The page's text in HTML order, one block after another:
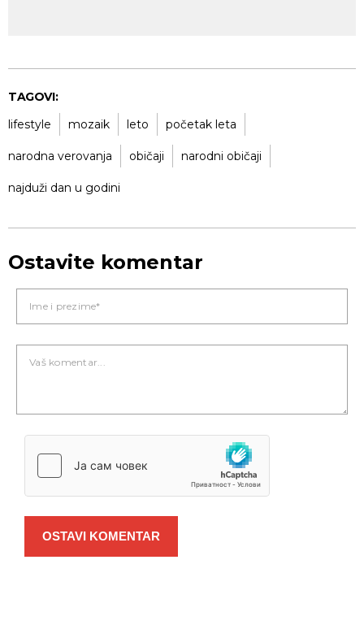
TAGOVI:
lifestyle
mozaik leto početak leta
narodna verovanja običaji narodni običaji
najduži dan u godini
Ostavite komentar
OSTAVI KOMENTAR